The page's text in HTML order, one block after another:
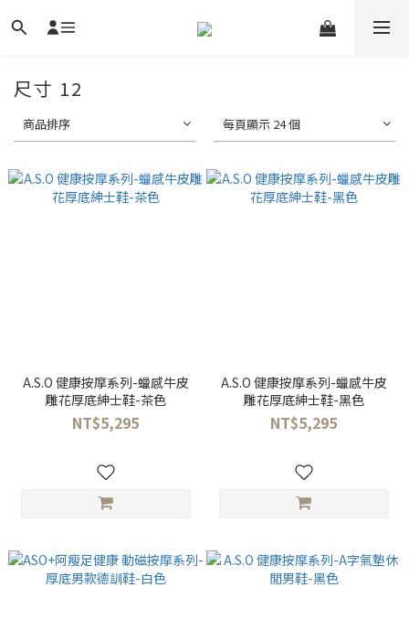
尺寸 12
商品排序 每頁顯示 24 個
A.S.O 健康按摩系列-蠟感牛皮
雕花厚底紳士鞋-茶色
NT$5,295
A.S.O 健康按摩系列-蠟感牛皮
雕花厚底紳士鞋-黑色
NT$5,295